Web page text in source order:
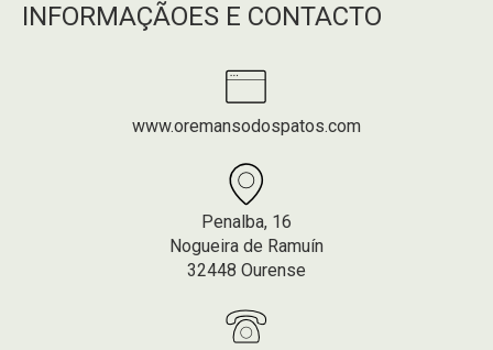
INFORMAÇÃOES E CONTACTO
www.oremansodospatos.com
Penalba, 16
Nogueira de Ramuín
32448 Ourense